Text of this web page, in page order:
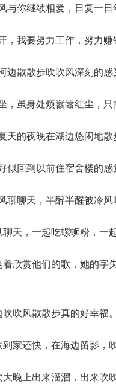
你继续相爱，日复一日
我要努力工作，努力赚
散散步吹吹风深刻的感
虽身处烦嚣嚣红尘，只
的夜晚在湖边悠闲地散
回到以前住宿舍楼的感
聊天，半醉半醒被冷风
天，一起吃螺蛳粉，一
欣赏他们的歌，她的字
吹风散散步真的好幸福。
家还快，在海边留影，
晚上出来溜溜，出来吹